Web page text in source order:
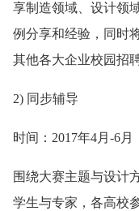
享制造领域、设计领
例分享和经验，同时
其他各大企业校园招
2) 同步辅导
时间：2017年4月-6月
围绕大赛主题与设计
学生与专家，各高校